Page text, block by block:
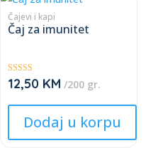
Čajevi i kapi
Čaj za imunitet
Ocjenjeno
5.00
12,50 KM /200 gr.
product
has
variants.
The
options
Dodaj u korpu